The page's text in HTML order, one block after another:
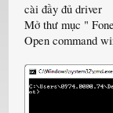
cài đầy đủ driver
Mở thư mục "
Open command